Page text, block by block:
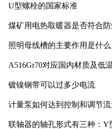
U型螺栓的国家标准
煤矿用电热取暖器是否符合
照明母线槽的主要作用是什么
A516Gr70对应国内材质及低
镀镍钢带可以过多少电流
计量泵如何达到控制和调节
联轴器的轴孔形式有三种：Y